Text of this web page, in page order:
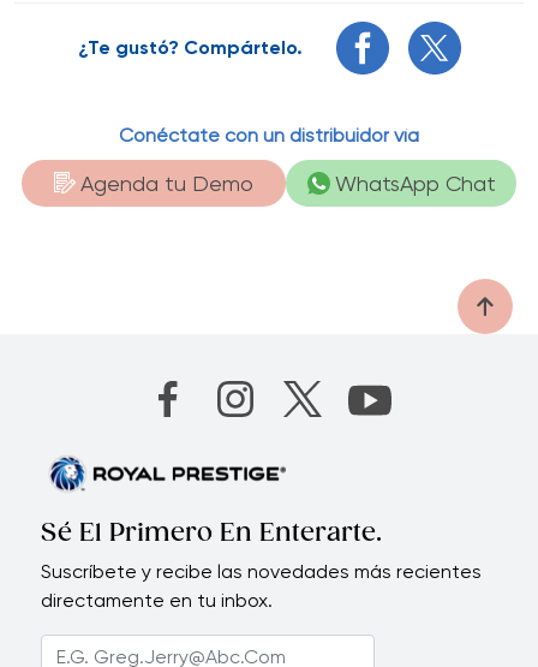
¿Te gustó? Compártelo.
Conéctate con un distribuidor vía
Agenda tu Demo WhatsApp Chat
Sé El Primero En Enterarte.
Suscríbete y recibe las novedades más recientes
directamente en tu inbox.